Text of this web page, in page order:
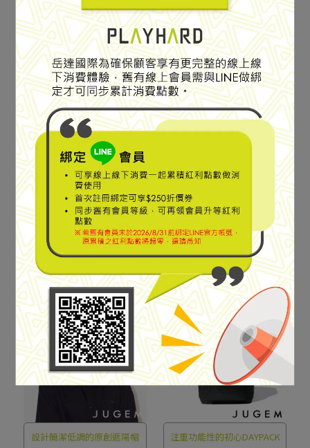
INSULATION PK 兩件式
4WAY穿搭防水化纖外套
CEMENT #4E930020111
NT$11,925NT$15,900
Add to Cart
INSULATION PK 兩件式
4WAY穿搭防水化纖外套
NAVY #4E930020111
NT$11,925NT$15,900
Add to Cart
SPECIAL SALE
快乾機能材質／oversized
穿搭
【JUGEM】DRY CARGO
SHIRT 快乾短袖寬襯衫
CHARCOAL #4F130070133
NT$4,950 NT$6,600
SPECIAL SALE
快乾機能材質／oversized
穿搭
【JUGEM】DRY CARGO
SHIRT 快乾短袖寬襯衫
GREIGE #4F130070133
NT$4,950 NT$6,600
Add to Cart
設計簡潔低調的原創遮陽帽 注重功能性的初心DAYPACK